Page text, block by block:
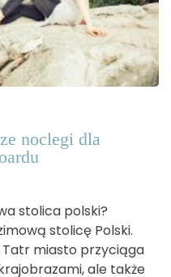
noclegi dla
stolica polski?
stolicę Polski.
Tatr miasto przyciąga
ale także